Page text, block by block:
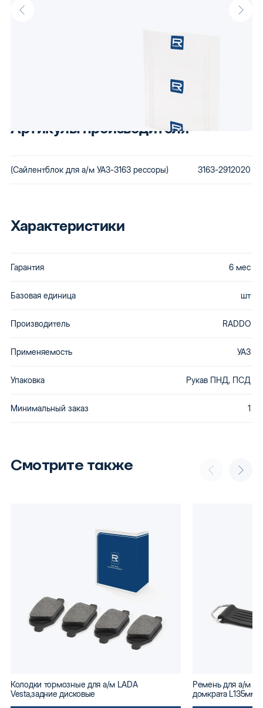
Сайлентблок для а/м УАЗ-3163 рессоры оптом от производителя
Низкая стоимость сохраняется за счет использования
бюджетного сырья и вторичной переработки бракованной
продукции. Купив автозапчасти Raddo, Вы получаете детали,
Артикулы производителя
(Сайлентблок для а/м УАЗ-3163 рессоры) 3163-2912020
Характеристики
Гарантия 6 мес
Базовая единица шт
Производитель RADDO
Применяемость УАЗ
Упаковка Рукав ПНД, ПСД
Минимальный заказ 1
Смотрите также
Колодки тормозные для а/м LADA
Vesta,задние дисковые
Ремень для а/м
домкрата L135мм